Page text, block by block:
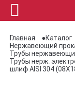
Главная Каталог
Нержавеющий
Трубы
Трубы нерж.
шлиф AISI 304